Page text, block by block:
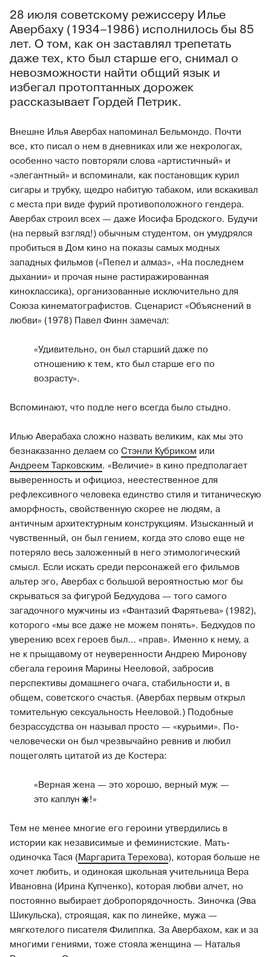
28 июля советскому режиссеру Илье
Авербаху (1934–1986) исполнилось бы 85
лет. О том, как он заставлял трепетать
даже тех, кто был старше его, снимал о
невозможности найти общий язык и
избегал протоптанных дорожек
рассказывает Гордей Петрик.
Внешне Илья Авербах напоминал Бельмондо. Почти
все, кто писал о нем в дневниках или же некрологах,
особенно часто повторяли слова «артистичный» и
«элегантный» и вспоминали, как постановщик курил
сигары и трубку, щедро набитую табаком, или вскакивал
с места при виде фурий противоположного гендера.
Авербах строил всех — даже Иосифа Бродского. Будучи
(на первый взгляд!) обычным студентом, он умудрялся
пробиться в Дом кино на показы самых модных
западных фильмов («Пепел и алмаз», «На последнем
дыхании» и прочая ныне растиражированная
киноклассика), организованные исключительно для
Союза кинематографистов. Сценарист «Объяснений в
любви» (1978) Павел Финн замечал:
«Удивительно, он был старший даже по
отношению к тем, кто был старше его по
возрасту».
Вспоминают, что подле него всегда было стыдно.
Илью Аверабаха сложно назвать великим, как мы это
безнаказанно делаем со Стэнли Кубриком или
Андреем Тарковским. «Величие» в кино предполагает
выверенность и официоз, неестественное для
рефлексивного человека единство стиля и титаническую
аморфность, свойственную скорее не людям, а
античным архитектурным конструкциям. Изысканный и
чувственный, он был гением, когда это слово еще не
потеряло весь заложенный в него этимологический
смысл. Если искать среди персонажей его фильмов
альтер эго, Авербах с большой вероятностью мог бы
скрываться за фигурой Бедхудова — того самого
загадочного мужчины из «Фантазий Фарятьева» (1982),
которого «мы все даже не можем понять». Бедхудов по
уверению всех героев был… «прав». Именно к нему, а
не к прыщавому от неуверенности Андрею Миронову
сбегала героиня Марины Нееловой, забросив
перспективы домашнего очага, стабильности и, в
общем, советского счастья. (Авербах первым открыл
томительную сексуальность Нееловой.) Подобные
безрассудства он называл просто — «курьими». По-
человечески он был чрезвычайно ревнив и любил
пощеголять цитатой из де Костера:
«Верная жена — это хорошо, верный муж —
это каплун !»
Тем не менее многие его героини утвердились в
истории как независимые и феминистские. Мать-
одиночка Тася (Маргарита Терехова), которая больше не
хочет любить, и одинокая школьная учительница Вера
Ивановна (Ирина Купченко), которая любви алчет, но
постоянно выбирает добропорядочность. Зиночка (Эва
Шикульска), строящая, как по линейке, мужа —
мягкотелого писателя Филиппка. За Авербахом, как и за
многими гениями, тоже стояла женщина — Наталья